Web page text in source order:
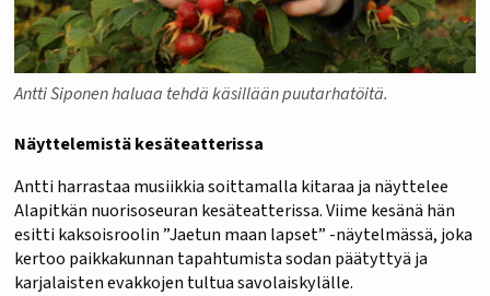
Antti Siponen haluaa tehdä käsillään puutarhatöitä.
Näyttelemistä kesäteatterissa
Antti harrastaa musiikkia soittamalla kitaraa ja näyttelee
Alapitkän nuorisoseuran kesäteatterissa. Viime kesänä hän
esitti kaksoisroolin ”Jaetun maan lapset” -näytelmässä, joka
kertoo paikkakunnan tapahtumista sodan päätyttyä ja
karjalaisten evakkojen tultua savolaiskylälle.